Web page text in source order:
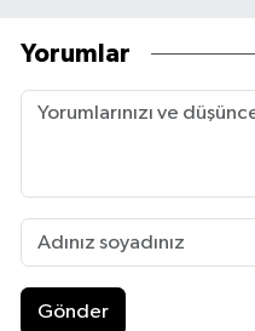
Yorumlar
Gönder